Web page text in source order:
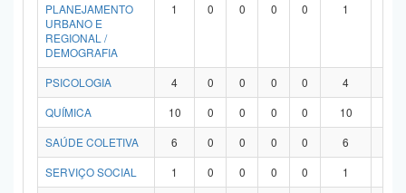
PLANEJAMENTO
URBANO E
REGIONAL /
DEMOGRAFIA
1 0 0 0 0 1
PSICOLOGIA 4 0 0 0 0 4
QUÍMICA
10 0 0 0 0 10
SAÚDE COLETIVA
6 0 0 0 0 6
SERVIÇO SOCIAL
1 0 0 0 0 1